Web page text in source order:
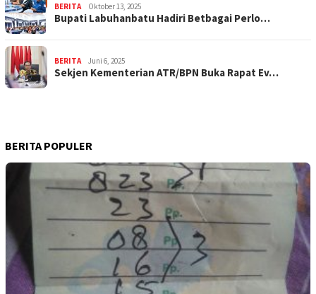
BERITA Oktober 13, 2025
Bupati Labuhanbatu Hadiri Betbagai Perlo…
BERITA Juni 6, 2025
Sekjen Kementerian ATR/BPN Buka Rapat Ev…
BERITA POPULER